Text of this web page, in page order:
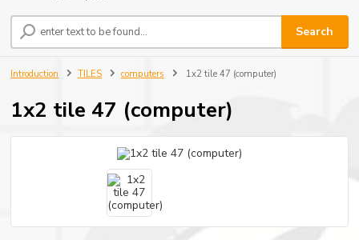
Search
Introduction TILES computers 1x2 tile 47 (computer)
1x2 tile 47 (computer)